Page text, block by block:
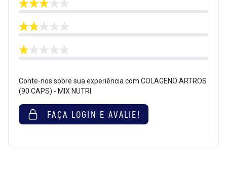
Conte-nos sobre sua experiência com COLAGENO ARTROS
(90 CAPS) - MIX NUTRI
FAÇA LOGIN E AVALIE!